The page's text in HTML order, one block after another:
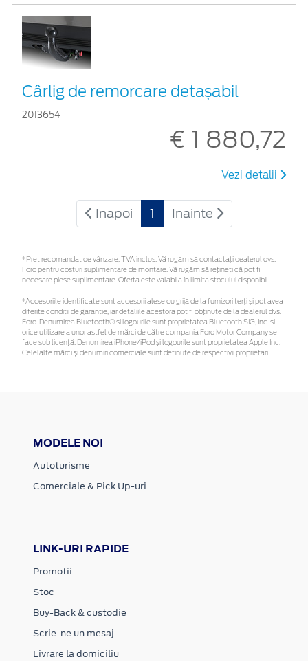
Cârlig de remorcare detașabil
2013654
€ 1 880,72
Vezi detalii
Inapoi 1 Inainte
*Preţ recomandat de vânzare, TVA inclus. Vă rugăm să contactaţi dealerul dvs.
Ford pentru costuri suplimentare de montare. Vă rugăm să rețineți că pot fi
necesare piese suplimentare. Oferta este valabilă în limita stocului disponibil.
*Accesoriile identificate sunt accesorii alese cu grijă de la furnizori terți și pot avea
diferite condiții de garanție, iar detaliile acestora pot fi obținute de la dealerul dvs.
Ford. Denumirea Bluetooth® și logourile sunt proprietatea Bluetooth SIG, Inc. și
orice utilizare a unor astfel de mărci de către compania Ford Motor Company se
face sub licență. Denumirea iPhone/iPod și logourile sunt proprietatea Apple Inc.
Celelalte mărci și denumiri comerciale sunt deținute de respectivii proprietari
MODELE NOI
Autoturisme
Comerciale & Pick Up-uri
LINK-URI RAPIDE
Promotii
Stoc
Buy-Back & custodie
Scrie-ne un mesaj
Livrare la domiciliu